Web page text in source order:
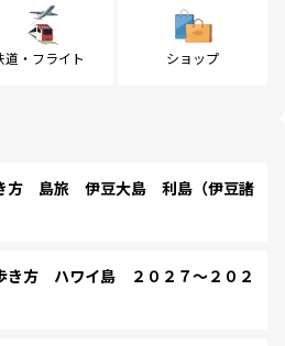
道・フライト ショップ
方 島旅 伊豆大島 利島（伊豆諸
き方 ハワイ島 ２０２７～２０２